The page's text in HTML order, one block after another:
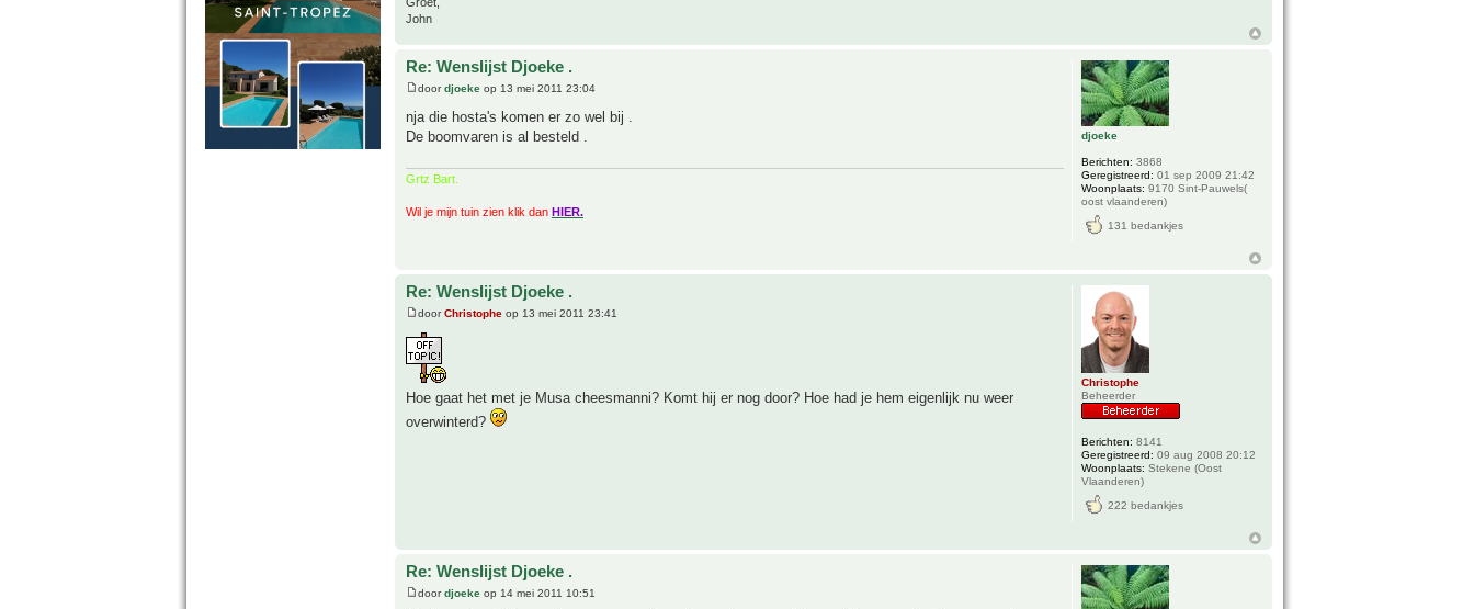
John
Re: Wenslijst Djoeke .
doordjoeke op 13 mei 2011 23:04
nja die hosta's komen er zo wel bij .
De boomvaren is al besteld .
Grtz Bart.
Wil je mijn tuin zien klik dan HIER.
djoeke
Berichten: 3868
Geregistreerd: 01 sep 2009 21:42
Woonplaats: 9170 Sint-Pauwels(
oost vlaanderen)
131 bedankjes
Re: Wenslijst Djoeke .
doorChristophe op 13 mei 2011 23:41
Hoe gaat het met je Musa cheesmanni? Komt hij er nog door? Hoe had je hem eigenlijk nu weer
overwinterd?
Christophe
Beheerder
Berichten: 8141
Geregistreerd: 09 aug 2008 20:12
Woonplaats: Stekene (Oost
Vlaanderen)
222 bedankjes
Re: Wenslijst Djoeke .
doordjoeke op 14 mei 2011 10:51